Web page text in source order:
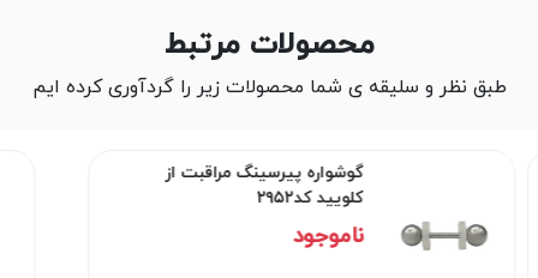
محصولات مرتبط
طبق نظر و سلیقه ی شما محصولات زیر را گردآوری کرده ایم
گوشواره پیرسینگ مراقبت از
کلویید کد۲۹۵۲
ناموجود